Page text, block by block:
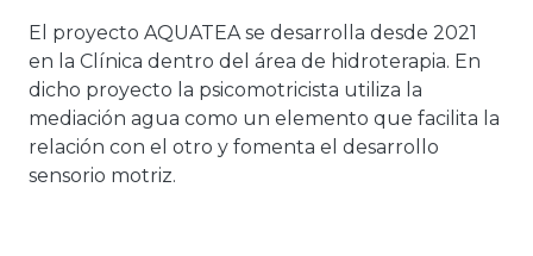
El proyecto AQUATEA se desarrolla desde 2021
en la Clínica dentro del área de hidroterapia. En
dicho proyecto la psicomotricista utiliza la
mediación agua como un elemento que facilita la
relación con el otro y fomenta el desarrollo
sensorio motriz.